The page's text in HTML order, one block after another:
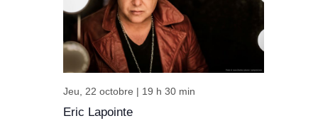
Eric Lapointe
Jeu, 22 octobre | 19 h 30 min